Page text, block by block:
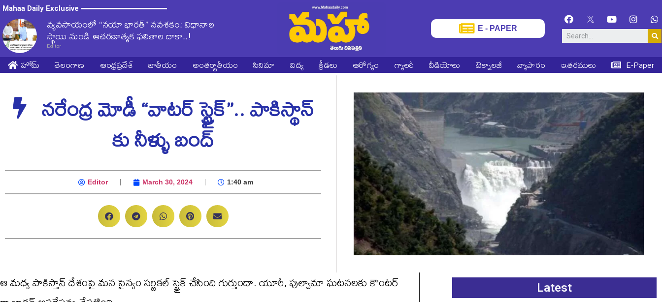
Mahaa Daily Exclusive
వ్యవసాయంలో “నయా భారత్” నవశకం: విధానాల
స్థాయి నుండి ఆచరణాత్మక ఫలితాల దాకా..!
Editor
E - PAPER
హోమ్ తెలంగాణ ఆంధ్రప్రదేశ్ జాతీయం అంతర్జాతీయం సినిమా విద్య క్రీడలు ఆరోగ్యం గ్యాలరీ వీడియోలు టెక్నాలజీ వ్యాపారం ఇతరములు E-Paper
నరేంద్ర మోడీ “వాటర్ స్ట్రైక్”.. పాకిస్థాన్
కు నీళ్ళు బంద్
Editor March 30, 2024 1:40 am
ఆ మధ్య పాకిస్తాన్ దేశంపై మన సైన్యం సర్జికల్ స్ట్రైక్ చేసింది గుర్తుందా. యూరీ, పుల్వామా ఘటనలకు కౌంటర్
Latest